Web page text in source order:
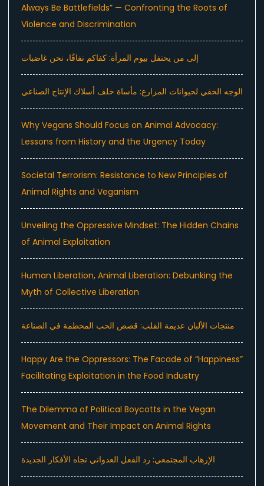
Always Be Battlefields” — Confronting the Roots of
Violence and Discrimination
إلى من يحتفل بيوم المرأة: كفاكم نفاقًا، نحن غاضبات
الوجه الخفي لحيوانات المزارع: مأساة خلف أسلاك الإنتاج الصناعي
Why Vegans Should Focus on Animal Advocacy:
Lessons from History and the Urgency Today
Societal Terrorism: Resistance to New Principles of
Animal Rights and Veganism
Unveiling the Oppressive Mindset: The Hidden Chains
of Animal Exploitation
Human Liberation, Animal Liberation: Debunking the
Myth of Collective Liberation
منتجات الألبان عديمة القلب: قصص الحب المحطمة في الصناعة
Happy Are the Oppressors: The Facade of “Happiness”
Facilitating Exploitation in the Food Industry
The Dilemma of Political Boycotts in the Vegan
Movement and Their Impact on Animal Rights
الإرهاب المجتمعي: رد الفعل العدواني تجاه الأفكار الجديدة